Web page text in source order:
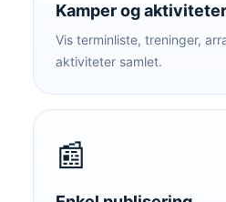
Kamper og aktiviteter
Vis terminliste, treninger,
aktiviteter samlet.
📰